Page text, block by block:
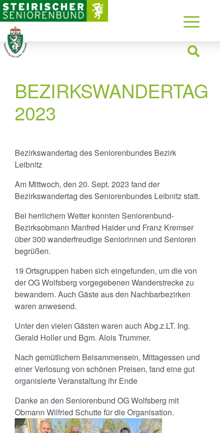
BEZIRKSWANDERTAG
2023
Bezirkswandertag des Seniorenbundes Bezirk
Leibnitz
Am Mittwoch, den 20. Sept. 2023 fand der
Bezirkswandertag des Seniorenbundes Leibnitz statt.
Bei herrlichem Wetter konnten Seniorenbund-
Bezirksobmann Manfred Haider und Franz Kremser
über 300 wanderfreudige Seniorinnen und Senioren
begrüßen.
19 Ortsgruppen haben sich eingefunden, um die von
der OG Wolfsberg vorgegebenen Wanderstrecke zu
bewandern. Auch Gäste aus den Nachbarbezirken
waren anwesend.
Unter den vielen Gästen waren auch Abg.z.LT. Ing.
Gerald Holler und Bgm. Alois Trummer.
Nach gemütlichem Beisammensein, Mittagessen und
einer Verlosung von schönen Preisen, fand eine gut
organisierte Veranstaltung ihr Ende
Danke an den Seniorenbund OG Wolfsberg mit
Obmann Wilfried Schutte für die Organisation.